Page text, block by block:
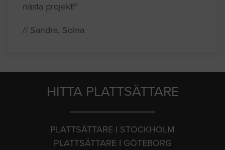
nästa projekt!"
// Sandra, Solna
HITTA PLATTSÄTTARE
PLATTSÄTTARE I STOCKHOLM
PLATTSÄTTARE I GÖTEBORG